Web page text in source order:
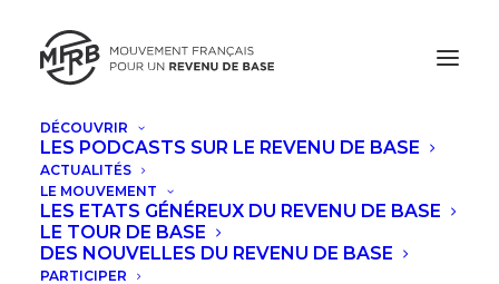
DÉCOUVRIR
LES PODCASTS SUR LE REVENU DE BASE
ACTUALITÉS
LE MOUVEMENT
LES ETATS GÉNÉREUX DU REVENU DE BASE
LE TOUR DE BASE
DES NOUVELLES DU REVENU DE BASE
PARTICIPER
Quatre scénarios